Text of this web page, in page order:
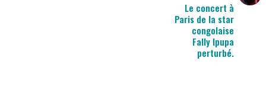
Le concert à
Paris de la star
congolaise
Fally Ipupa
perturbé.